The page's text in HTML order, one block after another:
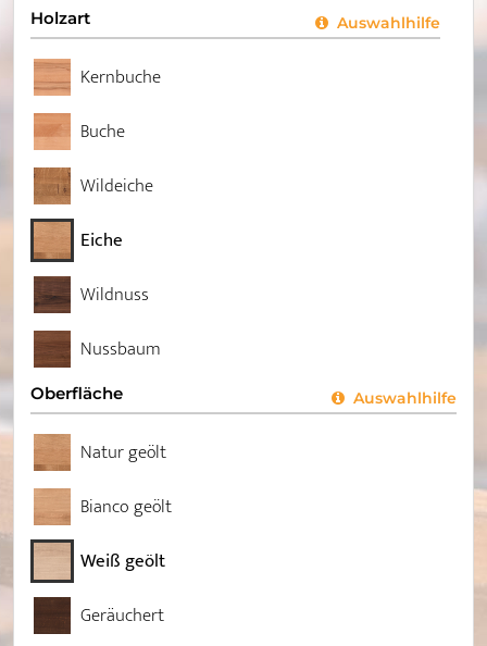
Holzart Auswahlhilfe
Kernbuche
Buche
Wildeiche
Eiche
Wildnuss
Nussbaum
Oberfläche Auswahlhilfe
Natur geölt
Bianco geölt
Weiß geölt
Geräuchert